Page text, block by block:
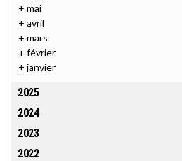
+ mai
+ avril
+ mars
+ février
+ janvier
2025
2024
2023
2022